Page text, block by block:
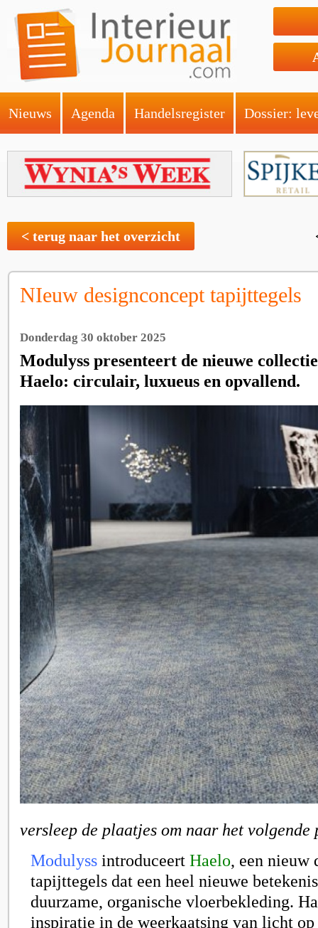
Nieuws Agenda Handelsregister Dossier:
< terug naar het overzicht
NIeuw designconcept tapijttegels
Donderdag 30 oktober 2025
Modulyss presenteert de nieuwe
Haelo: circulair, luxueus en opvallend.
versleep de plaatjes om naar het
Modulyss introduceert Haelo, een nieuw
tapijttegels dat een heel nieuwe
duurzame, organische vloerbekleding.
inspiratie in de weerkaatsing van licht